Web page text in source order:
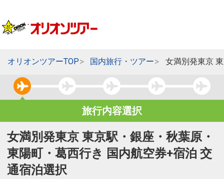
オリオンツアーTOP 国内旅行・ツアー 女満別発東京
旅行内容選択
女満別発東京 東京駅・銀座・秋葉原・
東陽町・葛西行き 国内航空券+宿泊 交
通宿泊選択